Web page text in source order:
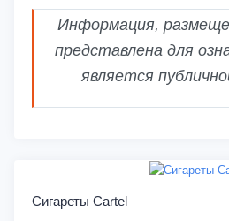
Информация,
представлена для
является
Сигареты Cartel